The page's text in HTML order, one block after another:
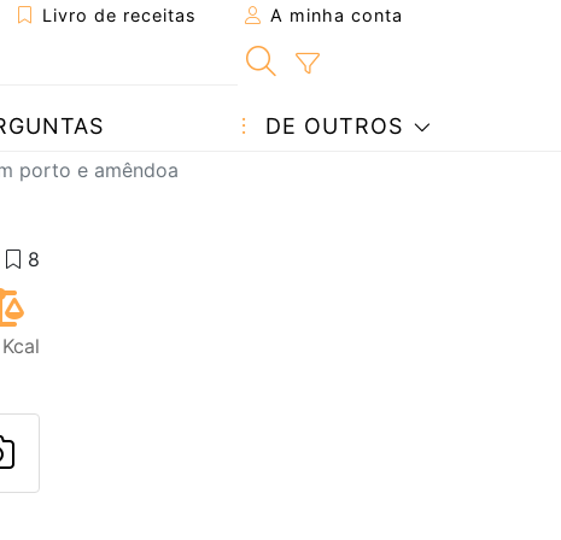
Livro de receitas A minha conta
DE OUTROS
porto e amêndoa
a um amigo
página
com o autor da receita
esta receita? Compartilhe